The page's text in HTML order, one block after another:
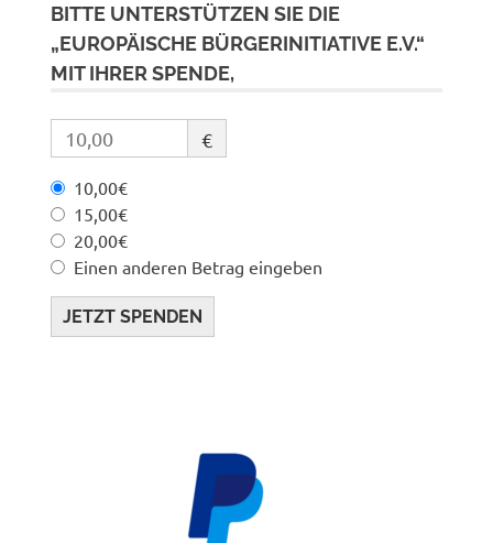
BITTE UNTERSTÜTZEN SIE DIE
„EUROPÄISCHE BÜRGERINITIATIVE E.V.“
MIT IHRER SPENDE,
€
10,00€
15,00€
20,00€
Einen anderen Betrag eingeben
JETZT SPENDEN